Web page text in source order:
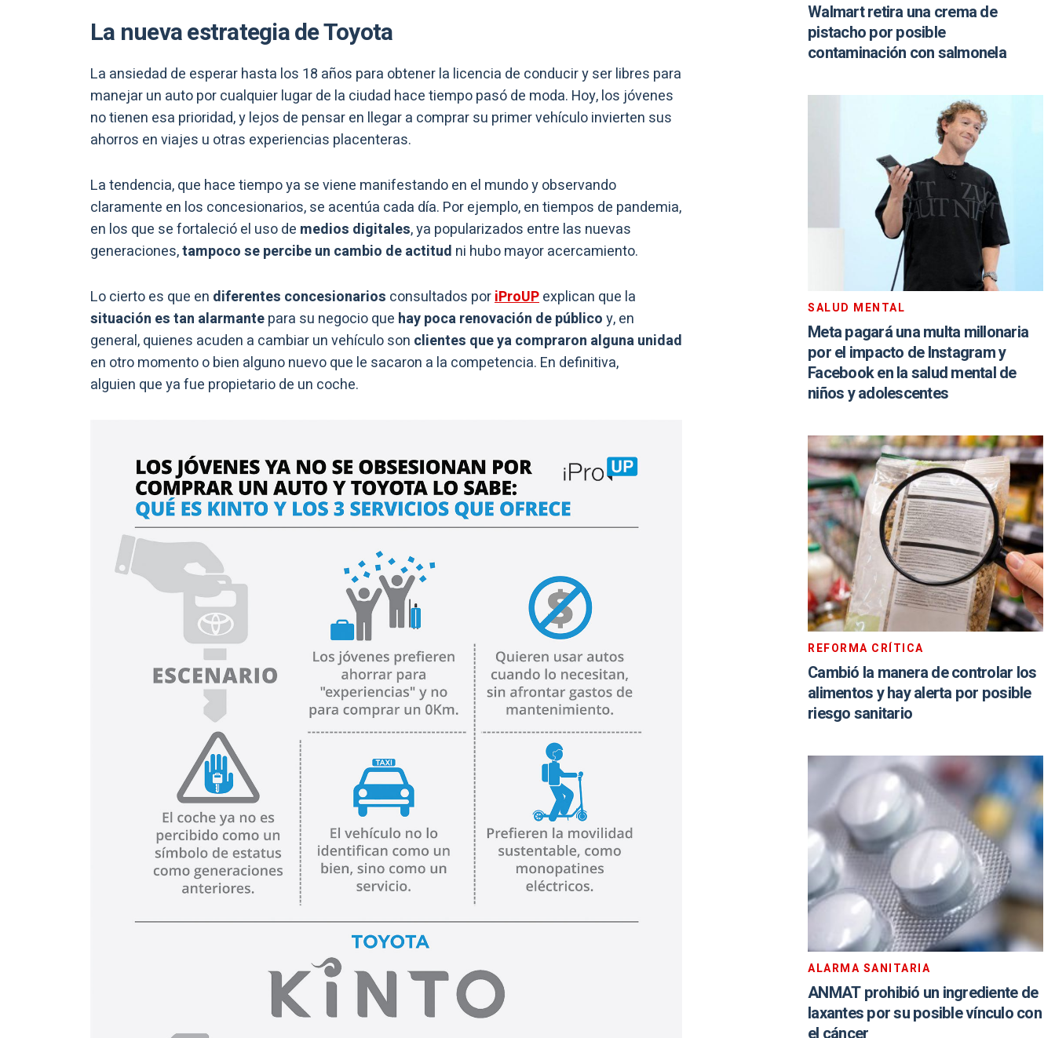
La nueva estrategia de Toyota
La ansiedad de esperar hasta los 18 años para obtener la licencia de conducir y ser libres para
manejar un auto por cualquier lugar de la ciudad hace tiempo pasó de moda. Hoy, los jóvenes
no tienen esa prioridad, y lejos de pensar en llegar a comprar su primer vehículo invierten sus
ahorros en viajes u otras experiencias placenteras.
La tendencia, que hace tiempo ya se viene manifestando en el mundo y observando
claramente en los concesionarios, se acentúa cada día. Por ejemplo, en tiempos de pandemia,
en los que se fortaleció el uso de medios digitales, ya popularizados entre las nuevas
generaciones,tampoco se percibe un cambio de actitud ni hubo mayor acercamiento.
Lo cierto es que en diferentes concesionarios consultados poriProUPexplican que la
situación es tan alarmantepara su negocio que hay poca renovación de públicoy, en
general, quienes acuden a cambiar un vehículo son clientes que ya compraron alguna unidad
en otro momento o bien alguno nuevo que le sacaron a la competencia. En definitiva,
alguien que ya fue propietario de un coche.
Walmart retira una crema de
pistacho por posible
contaminación con salmonela
SALUD MENTAL
Meta pagará una multa millonaria
por el impacto de Instagram y
Facebook en la salud mental de
niños y adolescentes
REFORMA CRÍTICA
Cambió la manera de controlar los
alimentos y hay alerta por posible
riesgo sanitario
ALARMA SANITARIA
ANMAT prohibió un ingrediente de
laxantes por su posible vínculo con